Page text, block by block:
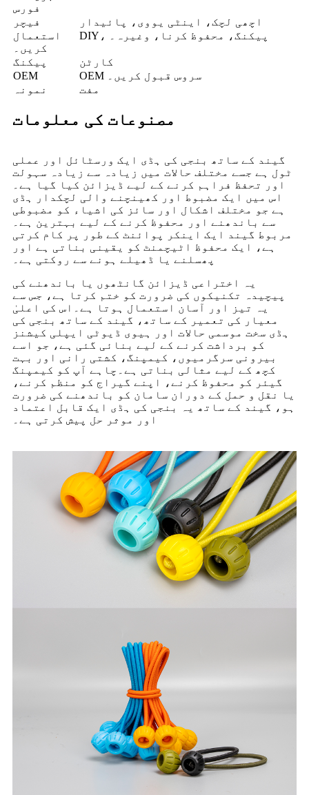
فورس
فیچر
اچھی لچک، اینٹی یووی، پائیدار
استعمال
کریں۔
DIY، پیکنگ، محفوظ کرنا، وغیرہ۔
پیکنگ
کارٹن
OEM
OEM سروس قبول کریں۔
نمونہ
مفت
مصنوعات کی معلومات
گیند کے ساتھ بنجی کی ہڈی ایک ورسٹائل اور عملی
ٹول ہے جسے مختلف حالات میں زیادہ سے زیادہ سہولت
اور تحفظ فراہم کرنے کے لیے ڈیزائن کیا گیا ہے۔
اس میں ایک مضبوط اور کھینچنے والی لچکدار ہڈی
ہے جو مختلف اشکال اور سائز کی اشیاء کو مضبوطی
سے باندھنے اور محفوظ کرنے کے لیے بہترین ہے۔
مربوط گیند ایک اینکر پوائنٹ کے طور پر کام کرتی
ہے، ایک محفوظ اٹیچمنٹ کو یقینی بناتی ہے اور
پھسلنے یا ڈھیلے ہونے سے روکتی ہے۔
یہ اختراعی ڈیزائن گانٹھوں یا باندھنے کی
پیچیدہ تکنیکوں کی ضرورت کو ختم کرتا ہے، جس سے
یہ تیز اور آسان استعمال ہوتا ہے۔اس کی اعلیٰ
معیار کی تعمیر کے ساتھ، گیند کے ساتھ بنجی کی
ہڈی سخت موسمی حالات اور ہیوی ڈیوٹی ایپلی کیشنز
کو برداشت کرنے کے لیے بنائی گئی ہے، جو اسے
بیرونی سرگرمیوں، کیمپنگ، کشتی رانی اور بہت
کچھ کے لیے مثالی بناتی ہے۔چاہے آپ کو کیمپنگ
گیئر کو محفوظ کرنے، اپنے گیراج کو منظم کرنے،
یا نقل و حمل کے دوران سامان کو باندھنے کی ضرورت
ہو، گیند کے ساتھ یہ بنجی کی ہڈی ایک قابل اعتماد
اور موثر حل پیش کرتی ہے۔